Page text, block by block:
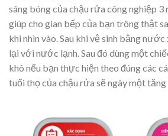
sáng bóng của chậu rửa công nghiệp 3
giúp cho gian bếp của bạn trông thật
khi nhìn vào. Sau khi vệ sinh bằng
lại với nước lạnh. Sau đó dùng một
khô nếu bạn thực hiện theo đúng các
tuổi thọ của chậu rửa sẽ ngày một tăng